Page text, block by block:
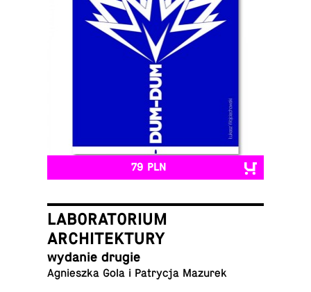
79 PLN
LABORATORIUM
ARCHITEKTURY
wydanie drugie
Agniesz­ka Gola i Pa­try­cja Mazurek